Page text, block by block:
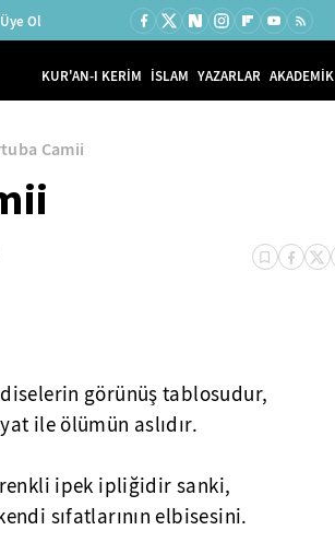
Üye Ol
KUR'AN-I KERİM İSLAM YAZARLAR AKADEMİK
Camii
görünüş tablosudur,
ile ölümün aslıdır.
ipek ipliğidir sanki,
sıfatlarının elbisesini.